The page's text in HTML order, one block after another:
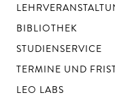
BIBLIOTHEK
STUDIENSERVICE
TERMINE UND
LEO LABS